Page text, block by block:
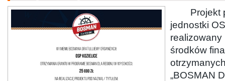
Projekt
jednostki
realizowany
środków
„BOSMAN